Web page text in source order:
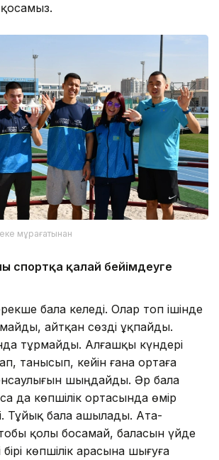
мұрағатынан
спортқа қалай бейімдеуге
бала келеді. Олар топ ішінде
айтқан сөзді ұқпайды.
тұрмайды. Алғашқы күндері
танысып, кейін ғана ортаға
шыңдайды. Әр бала
да көпшілік ортасында өмір
Тұйық бала ашылады. Ата-
қолы босамай, баласын үйде
көпшілік арасына шығуға